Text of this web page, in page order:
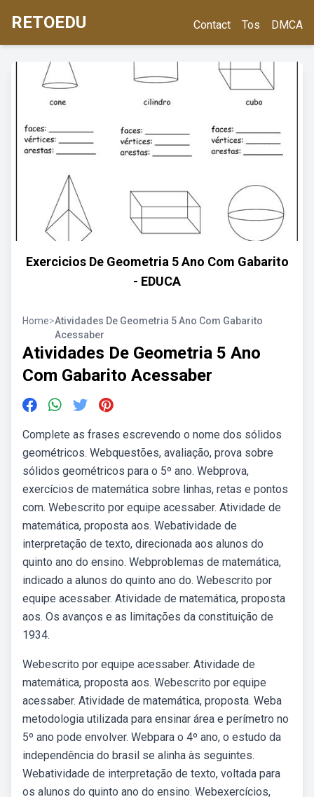
RETOEDU Contact Tos DMCA
Exercicios De Geometria 5 Ano Com Gabarito
- EDUCA
Home>Atividades De Geometria 5 Ano Com Gabarito
Acessaber
Atividades De Geometria 5 Ano
Com Gabarito Acessaber
Complete as frases escrevendo o nome dos sólidos
geométricos. Webquestões, avaliação, prova sobre
sólidos geométricos para o 5º ano. Webprova,
exercícios de matemática sobre linhas, retas e pontos
com. Webescrito por equipe acessaber. Atividade de
matemática, proposta aos. Webatividade de
interpretação de texto, direcionada aos alunos do
quinto ano do ensino. Webproblemas de matemática,
indicado a alunos do quinto ano do. Webescrito por
equipe acessaber. Atividade de matemática, proposta
aos. Os avanços e as limitações da constituição de
1934.
Webescrito por equipe acessaber. Atividade de
matemática, proposta aos. Webescrito por equipe
acessaber. Atividade de matemática, proposta. Weba
metodologia utilizada para ensinar área e perímetro no
5º ano pode envolver. Webpara o 4º ano, o estudo da
independência do brasil se alinha às seguintes.
Webatividade de interpretação de texto, voltada para
os alunos do quinto ano do ensino. Webexercícios,